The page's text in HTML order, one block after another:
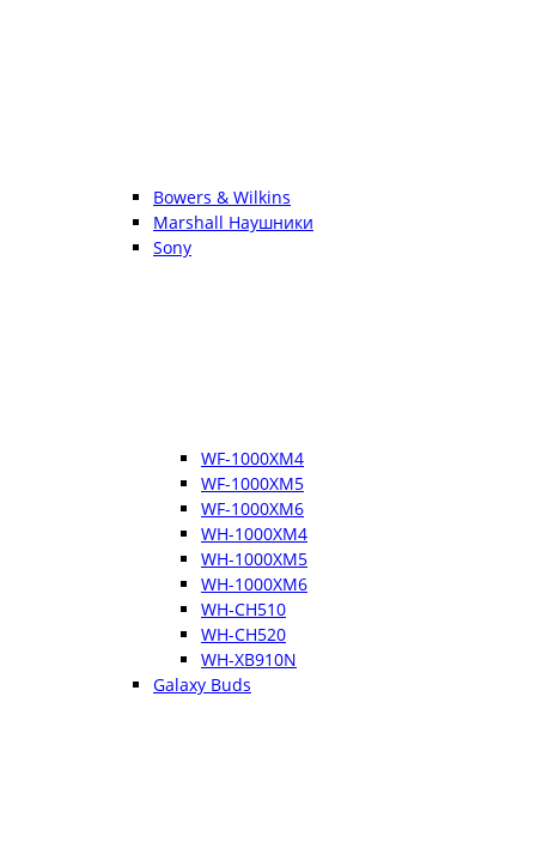
Bowers & Wilkins
Marshall Наушники
Sony
WF-1000XM4
WF-1000XM5
WF-1000XM6
WH-1000XM4
WH-1000XM5
WH-1000XM6
WH-CH510
WH-CH520
WH-XB910N
Galaxy Buds